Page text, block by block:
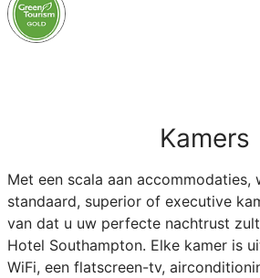
Kamers
Met een scala aan accommodaties,
standaard, superior of executive
van dat u uw perfecte nachtrust
Hotel Southampton. Elke kamer is
WiFi, een flatscreen-tv,